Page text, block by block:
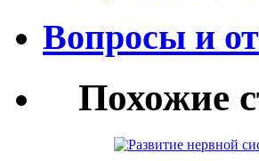
Вопросы и
Похожие